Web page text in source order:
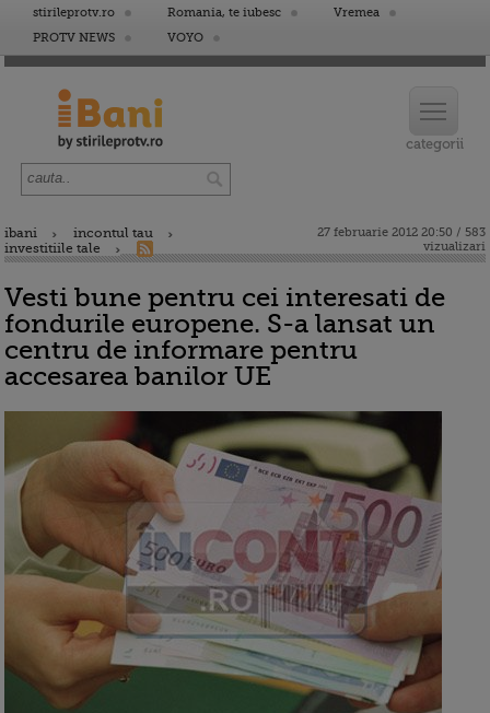
stirileprotv.ro Romania, te iubesc
Vremea
PROTV NEWS
VOYO
ibani
incontul tau
investitiile tale
27 februarie 2012 20:50 / 583
vizualizari
Vesti bune pentru cei interesati de
fondurile europene. S-a lansat un
centru de informare pentru
accesarea banilor UE